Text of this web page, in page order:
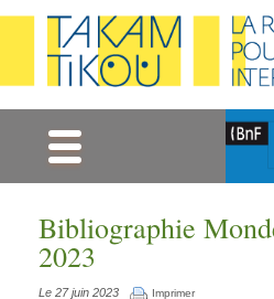
Bibliographie
2023
Le 27 juin 2023 Imprimer